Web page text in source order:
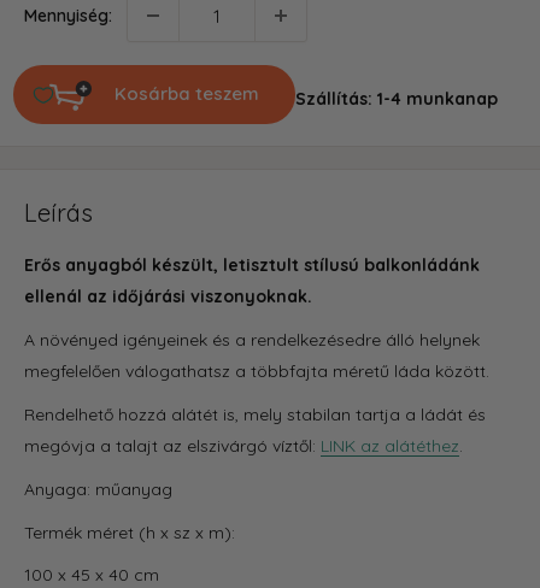
Mennyiség:
Kosárba teszem Szállítás: 1-4 munkanap
Leírás
Erős anyagból készült, letisztult stílusú balkonládánk
ellenál az időjárási viszonyoknak.
A növényed igényeinek és a rendelkezésedre álló helynek
megfelelően válogathatsz a többfajta méretű láda között.
Rendelhető hozzá alátét is, mely stabilan tartja a ládát és
megóvja a talajt az elszivárgó víztől: LINK az alátéthez.
Anyaga: műanyag
Termék méret (h x sz x m):
100 x 45 x 40 cm